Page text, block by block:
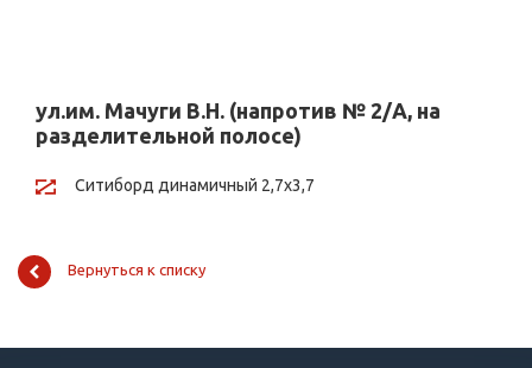
ул.им. Мачуги В.Н. (напротив № 2/А, на
разделительной полосе)
Ситиборд динамичный 2,7х3,7
Вернуться к списку